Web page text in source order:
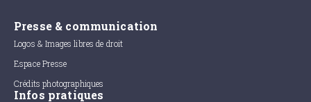
Presse & communication
Logos & Images libres de droit
Espace Presse
Crédits photographiques
Infos pratiques